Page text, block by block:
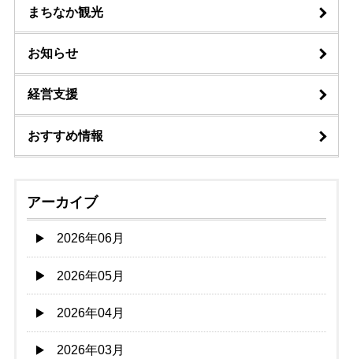
まちなか観光
お知らせ
経営支援
おすすめ情報
アーカイブ
2026年06月
2026年05月
2026年04月
2026年03月